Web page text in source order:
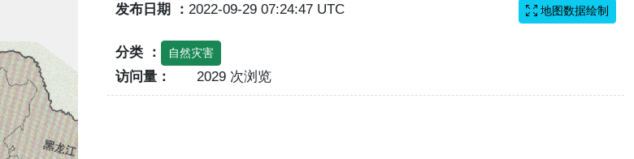
发布日期 ： 2022-09-29 07:24:47 UTC
分类 ： 自然灾害
访问量： 2029 次浏览
地图数据绘制